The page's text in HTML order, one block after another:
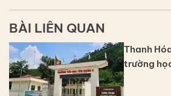
BÀI LIÊN QUAN
Thanh
trường